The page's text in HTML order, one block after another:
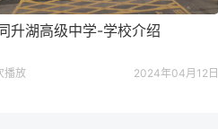
升湖高级中学-学校介绍
播放 2024年04月12日